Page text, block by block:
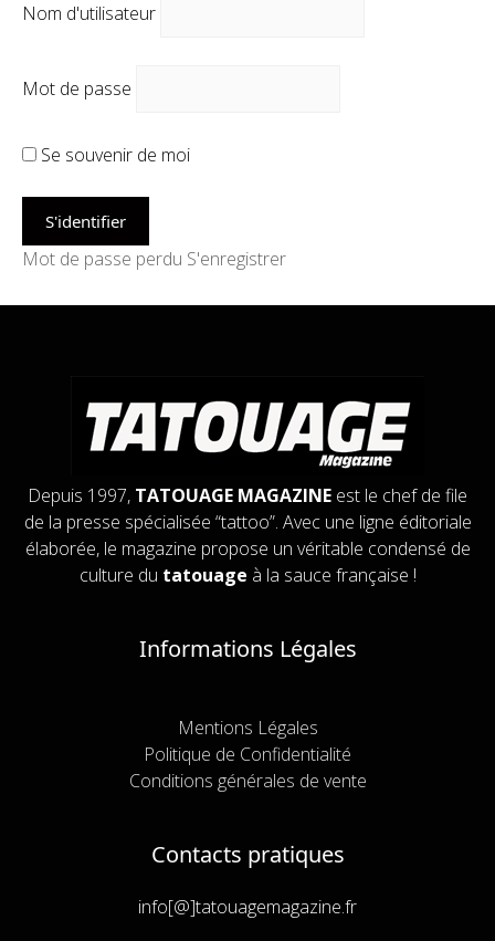
Nom d'utilisateur
Mot de passe
Se souvenir de moi
Mot de passe perdu S'enregistrer
Depuis 1997, TATOUAGE MAGAZINE est le chef de file
de la presse spécialisée “tattoo”. Avec une ligne éditoriale
élaborée, le magazine propose un véritable condensé de
culture du tatouage à la sauce française !
Informations Légales
Mentions Légales
Politique de Confidentialité
Conditions générales de vente
Contacts pratiques
info[@]tatouagemagazine.fr